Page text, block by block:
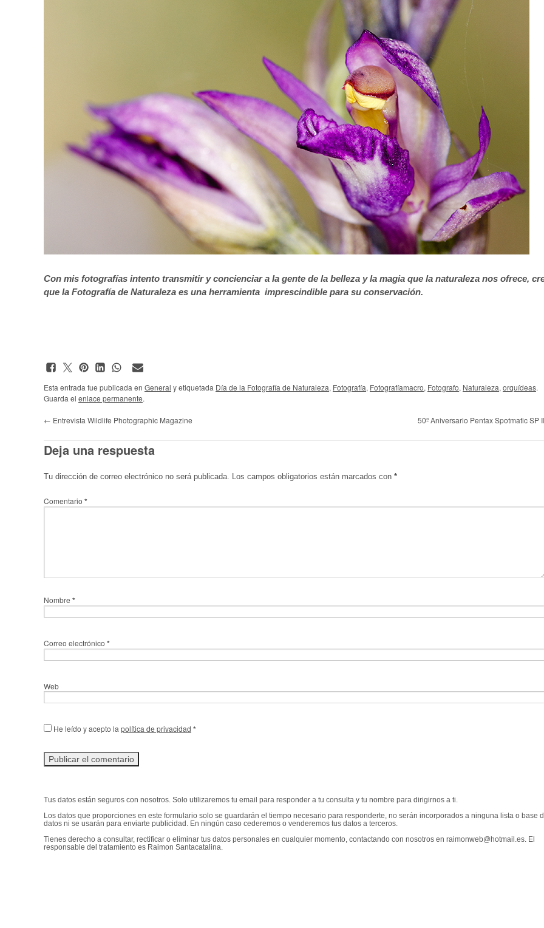
Con mis fotografías intento transmitir y concienciar a la gente de la belleza y la magia que la naturaleza nos ofrece,
que la Fotografía de Naturaleza es una herramienta imprescindible para su conservación.
Esta entrada fue publicada en General y etiquetada Día de la Fotografía de Naturaleza, Fotografía, Fotografíamacro, Fotografo, Naturaleza, orquídeas.
Guarda el enlace permanente.
← Entrevista Wildlife Photographic Magazine 50º Aniversario Pentax Spotmatic SP
Deja una respuesta
Tu dirección de correo electrónico no será publicada. Los campos obligatorios están marcados con *
Comentario *
Nombre *
Correo electrónico *
Web
He leído y acepto la política de privacidad *
Tus datos están seguros con nosotros. Solo utilizaremos tu email para responder a tu consulta y tu nombre para dirigirnos a ti.
Los datos que proporciones en este formulario solo se guardarán el tiempo necesario para responderte, no serán incorporados a ninguna lista o base
datos ni se usarán para enviarte publicidad. En ningún caso cederemos o venderemos tus datos a terceros.
Tienes derecho a consultar, rectificar o eliminar tus datos personales en cualquier momento, contactando con nosotros en raimonweb@hotmail.es. El
responsable del tratamiento es Raimon Santacatalina.